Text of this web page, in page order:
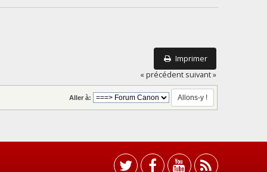
Imprimer
« précédent suivant »
Aller à: